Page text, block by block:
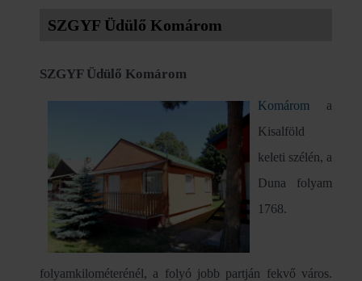
SZGYF Üdülő Komárom
SZGYF Üdülő Komárom
Komárom a
Kisalföld
keleti szélén, a
Duna folyam
1768.
folyamkilométerénél, a folyó jobb partján fekvő város.